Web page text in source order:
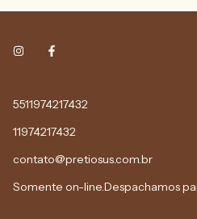
5511974217432
11974217432
contato@pretiosus.com.br
Somente on-line.Despachamos